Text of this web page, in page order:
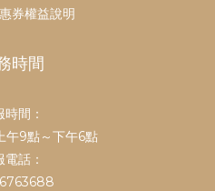
券權益說明
時間
時間：
午9點～下午6點
電話：
瀾買足
宮中元祭不要錯過
https://mazubuy.tw/fsTKX